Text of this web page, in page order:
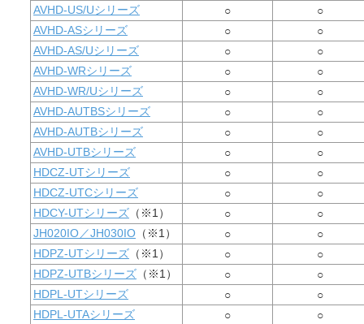
AVHD-US/Uシリーズ
○
○
AVHD-ASシリーズ
○
○
AVHD-AS/Uシリーズ
○
○
AVHD-WRシリーズ
○
○
AVHD-WR/Uシリーズ
○
○
AVHD-AUTBSシリーズ
○
○
AVHD-AUTBシリーズ
○
○
AVHD-UTBシリーズ
○
○
HDCZ-UTシリーズ
○
○
HDCZ-UTCシリーズ
○
○
HDCY-UTシリーズ （※1） ○
○
JH020IO／JH030IO （※1） ○
○
HDPZ-UTシリーズ （※1） ○
○
HDPZ-UTBシリーズ （※1） ○
○
HDPL-UTシリーズ
○
○
HDPL-UTAシリーズ
○
○